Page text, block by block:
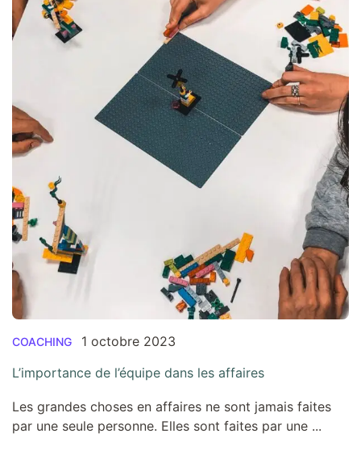
COACHING
1 octobre 2023
L’importance de l’équipe dans les affaires
Les grandes choses en affaires ne sont jamais faites
par une seule personne. Elles sont faites par une ...